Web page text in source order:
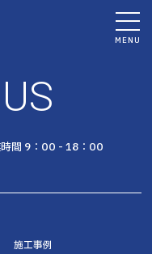
MENU
間 9：00 - 18：00
施工事例